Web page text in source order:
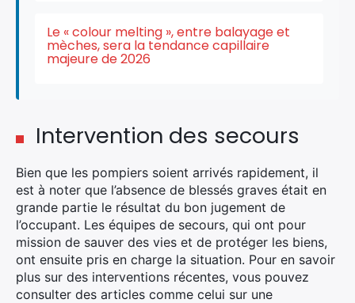
Le « colour melting », entre balayage et
mèches, sera la tendance capillaire
majeure de 2026
Intervention des secours
Bien que les pompiers soient arrivés rapidement, il
est à noter que l’absence de blessés graves était en
grande partie le résultat du bon jugement de
l’occupant. Les équipes de secours, qui ont pour
mission de sauver des vies et de protéger les biens,
ont ensuite pris en charge la situation. Pour en savoir
plus sur des interventions récentes, vous pouvez
consulter des articles comme celui sur une